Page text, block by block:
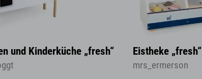
und Kinderküche „fresh“ Eistheke „fresh“
mrs_ermerson